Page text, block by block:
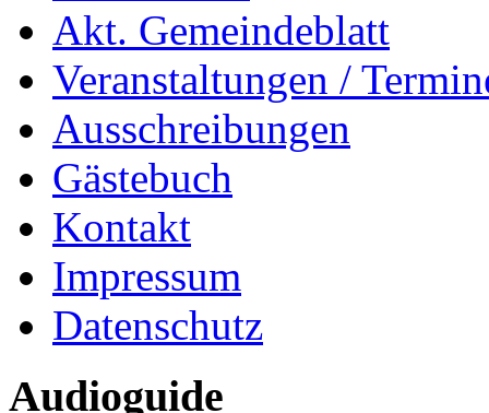
Akt. Gemeindeblatt
Veranstaltungen /
Ausschreibungen
Gästebuch
Kontakt
Impressum
Datenschutz
Audioguide